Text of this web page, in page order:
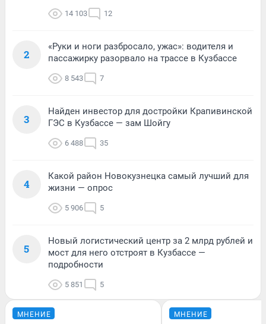
14 103 12
2
«Руки и ноги разбросало, ужас»: водителя и
пассажирку разорвало на трассе в Кузбассе
8 543 7
3
Найден инвестор для достройки Крапивинской
ГЭС в Кузбассе — зам Шойгу
6 488 35
4
Какой район Новокузнецка самый лучший для
жизни — опрос
5 906 5
5
Новый логистический центр за 2 млрд рублей и
мост для него отстроят в Кузбассе —
подробности
5 851 5
МНЕНИЕ МНЕНИЕ